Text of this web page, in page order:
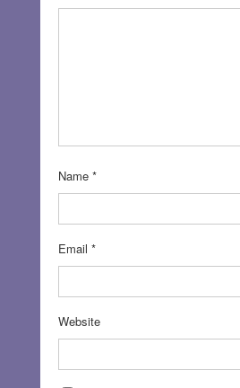
Name *
Email *
Website